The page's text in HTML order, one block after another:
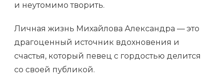
и неутомимо творить.
Личная жизнь Михайлова Александра — это
драгоценный источник вдохновения и
счастья, который певец с гордостью делится
со своей публикой.